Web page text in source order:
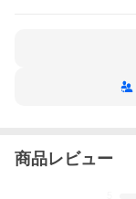
商品レビュー